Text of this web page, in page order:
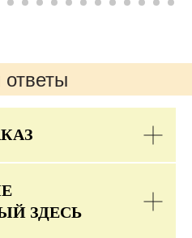
ЗДЕСЬ